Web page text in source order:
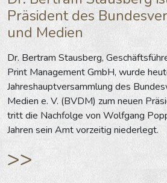
Präsident des
und Medien
Dr. Bertram Stausberg,
Print Management GmbH, wurde
Jahreshauptversammlung des
Medien e. V. (BVDM) zum neuen
tritt die Nachfolge von Wolfgang
Jahren sein Amt vorzeitig niederlegt.
>>